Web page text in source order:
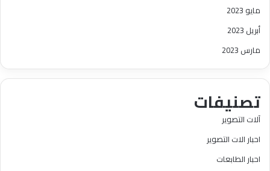
مايو 2023
أبريل 2023
مارس 2023
تصنيفات
آلات التصوير
احبار الات التصوير
احبار الطابعات